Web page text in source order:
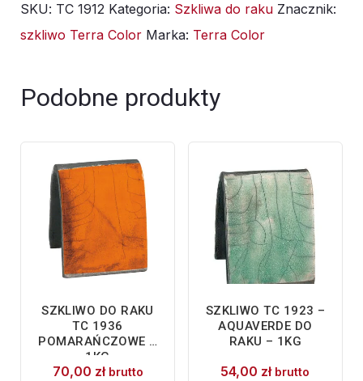
1912
-
do
SKU: TC 1912 Kategoria: Szkliwa do raku Znacznik:
szkliwo Terra Color Marka: Terra Color
Podobne produkty
SZKLIWO DO RAKU
TC 1936
POMARAŃCZOWE –
1KG
70,00 zł brutto
SZKLIWO TC 1923 –
AQUAVERDE DO
RAKU – 1KG
54,00 zł brutto